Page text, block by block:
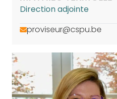
Direction adjointe
proviseur@cspu.be